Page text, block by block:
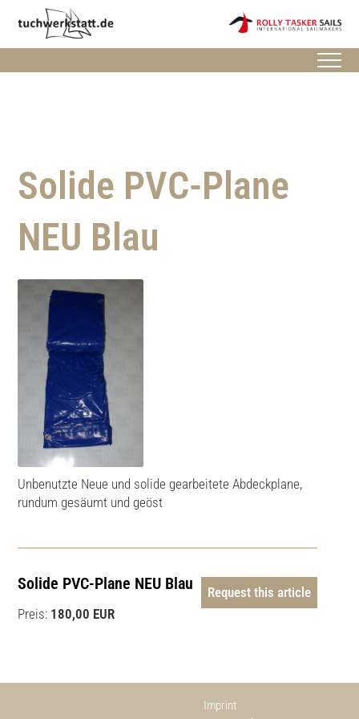
Solide PVC-Plane
NEU Blau
Unbenutzte Neue und solide gearbeitete Abdeckplane,
rundum gesäumt und geöst
Solide PVC-Plane NEU Blau
Preis: 180,00 EUR
Request this article
Imprint